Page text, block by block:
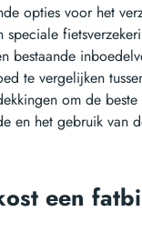
opties voor het
speciale
bestaande
te vergelijken
om de
en het gebruik van
een